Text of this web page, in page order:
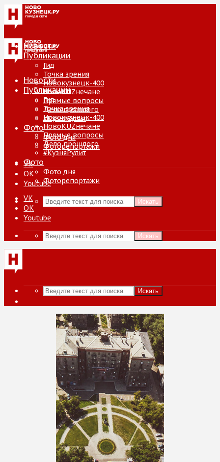
Новости
Публикации
Гид
Точка зрения
Новокузнецк-400
НовоKUZнечане
Прямые вопросы
Дело прошлого
#КузняРулит
Фото
Фото дня
Фоторепортажи
VK
ОК
Youtube
Искать
Новости
Публикации
Гид
Точка зрения
Новокузнецк-400
НовоKUZнечане
Прямые вопросы
Дело прошлого
#КузняРулит
Фото
Фото дня
Фоторепортажи
VK
ОК
Youtube
Искать
Искать